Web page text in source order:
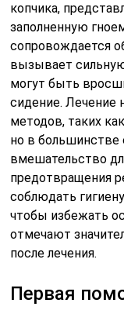
копчика,
заполненную
сопровождается
вызывает
могут быть
сидение. Лечение
методов, таких
но в большинстве
вмешательство
предотвращения
соблюдать
чтобы избежать
отмечают
после лечения.
Первая